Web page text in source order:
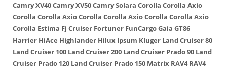
Camry XV40Camry XV50Camry Solara Corolla Corolla Axio
Corolla Corolla AxioCorolla Corolla AxioCorolla Corolla Axio
Corolla Estima Fj Cruiser Fortuner FunCargoGaia GT86
Harrier HiAce Highlander Hilux Ipsum Kluger Land Cruiser 80
Land Cruiser 100 Land Cruiser 200 Land Cruiser Prado 90 Land
Cruiser Prado 120 Land Cruiser Prado 150 Matrix RAV4 RAV4